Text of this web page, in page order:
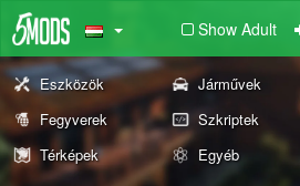
Show Adult
Eszközök Járművek
Fegyverek
Szkriptek
Térképek
Egyéb